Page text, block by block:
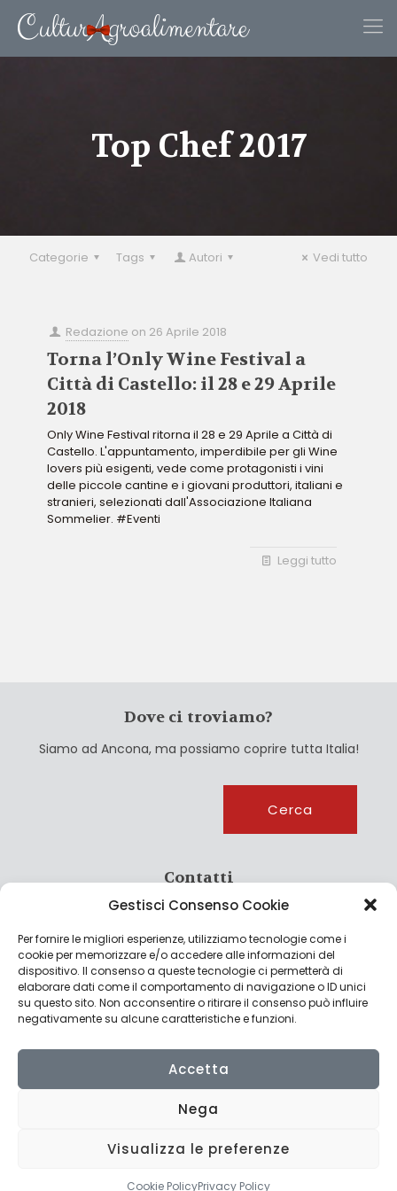
Gestisci Consenso Cookie
Per fornire le migliori esperienze, utilizziamo tecnologie come i
cookie per memorizzare e/o accedere alle informazioni del
dispositivo. Il consenso a queste tecnologie ci permetterà di
elaborare dati come il comportamento di navigazione o ID unici
su questo sito. Non acconsentire o ritirare il consenso può influire
negativamente su alcune caratteristiche e funzioni.
Accetta
Nega
Visualizza le preferenze
Cookie PolicyPrivacy Policy
Top Chef 2017
Categorie Tags Autori Vedi tutto
Redazione on 26 Aprile 2018
Torna l’Only Wine Festival a
Città di Castello: il 28 e 29 Aprile
2018
Only Wine Festival ritorna il 28 e 29 Aprile a Città di
Castello. L'appuntamento, imperdibile per gli Wine
lovers più esigenti, vede come protagonisti i vini
delle piccole cantine e i giovani produttori, italiani e
stranieri, selezionati dall'Associazione Italiana
Sommelier. #Eventi
Leggi tutto
Dove ci troviamo?
Siamo ad Ancona, ma possiamo coprire tutta Italia!
Cerca
Contatti
info@culturagroalimentare.com
Note legali
Privacy Policy
© 2022 CulturAgroalimentare di Raffaello De Crescenzo - P.IVA